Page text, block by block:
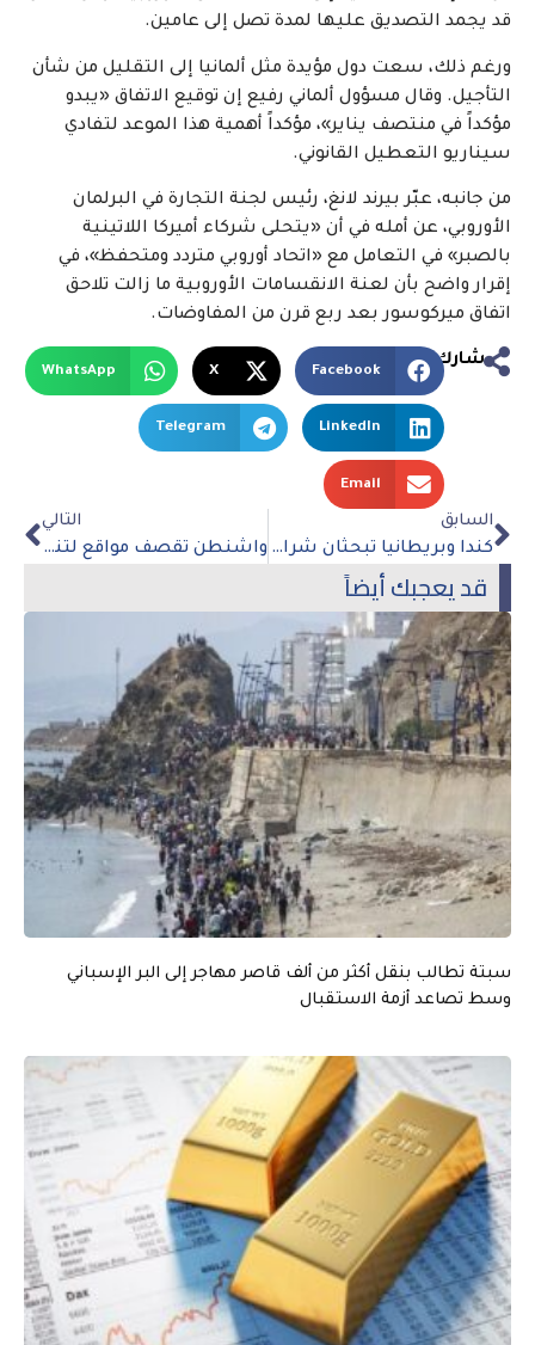
قد يجمد التصديق عليها لمدة تصل إلى عامين.
ورغم ذلك، سعت دول مؤيدة مثل ألمانيا إلى التقليل من شأن
التأجيل. وقال مسؤول ألماني رفيع إن توقيع الاتفاق «يبدو
مؤكداً في منتصف يناير»، مؤكداً أهمية هذا الموعد لتفادي
سيناريو التعطيل القانوني.
من جانبه، عبّر بيرند لانغ، رئيس لجنة التجارة في البرلمان
الأوروبي، عن أمله في أن «يتحلى شركاء أميركا اللاتينية
بالصبر» في التعامل مع «اتحاد أوروبي متردد ومتحفظ»، في
إقرار واضح بأن لعنة الانقسامات الأوروبية ما زالت تلاحق
اتفاق ميركوسور بعد ربع قرن من المفاوضات.
شارك
Facebook
X
WhatsApp
LinkedIn
Telegram
Email
السابق
كندا وبريطانيا تبحثان شراكة استراتيجية جديدة خارج المظلة الأميركية
التالي
واشنطن تقصف مواقع لتنظيم الدولة الإسلامية في سوريا رداً على مقتل ثلاثة أمريكيين
قد يعجبك أيضاً
سبتة تطالب بنقل أكثر من ألف قاصر مهاجر إلى البر الإسباني
وسط تصاعد أزمة الاستقبال